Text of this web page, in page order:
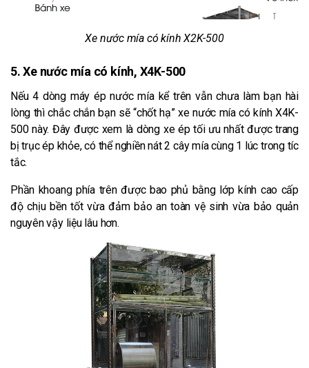
Xe nước mía có kính X2K-500
5. Xe nước mía có kính, X4K-500
Nếu 4 dòng máy ép nước mía kể trên vẫn chưa làm bạn hài
lòng thì chắc chắn bạn sẽ “chốt hạ” xe nước mía có kính X4K-
500 này. Đây được xem là dòng xe ép tối ưu nhất được trang
bị trục ép khỏe, có thể nghiền nát 2 cây mía cùng 1 lúc trong tíc
tắc.
Phần khoang phía trên được bao phủ bằng lớp kính cao cấp
độ chịu bền tốt vừa đảm bảo an toàn vệ sinh vừa bảo quản
nguyên vậy liệu lâu hơn.